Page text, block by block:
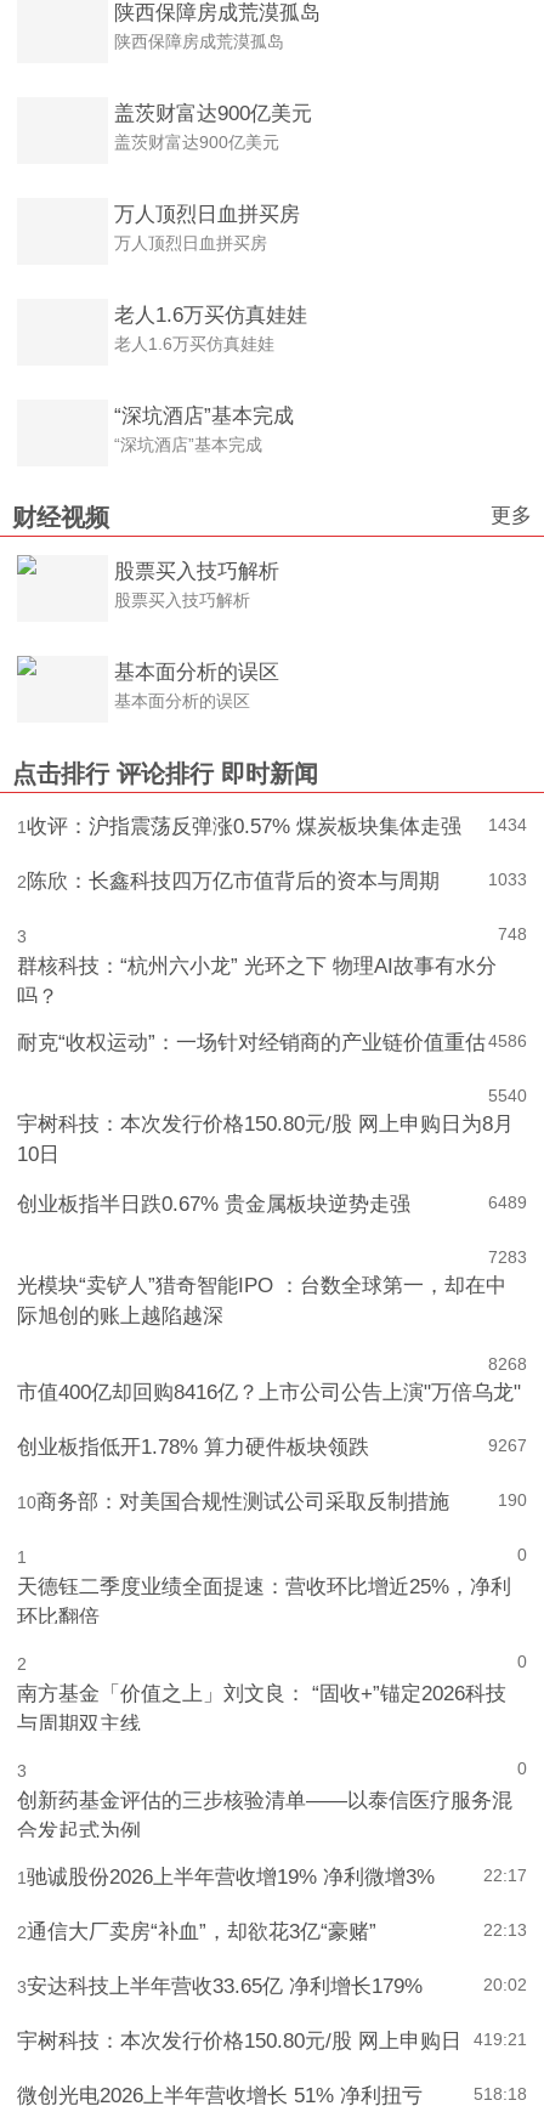
陕西保障房成荒漠孤岛
陕西保障房成荒漠孤岛
盖茨财富达900亿美元
盖茨财富达900亿美元
万人顶烈日血拼买房
万人顶烈日血拼买房
老人1.6万买仿真娃娃
老人1.6万买仿真娃娃
“深坑酒店”基本完成
“深坑酒店”基本完成
财经视频 更多
股票买入技巧解析
股票买入技巧解析
基本面分析的误区
基本面分析的误区
点击排行 评论排行 即时新闻
1434
1收评：沪指震荡反弹涨0.57% 煤炭板块集体走强
1033
2 陈欣：长鑫科技四万亿市值背后的资本与周期
748
3
群核科技：“杭州六小龙” 光环之下 物理AI故事有水分
吗？
586
4
耐克“收权运动”：一场针对经销商的产业链价值重估
540
5
宇树科技：本次发行价格150.80元/股 网上申购日为8月
10日
489
6
创业板指半日跌0.67% 贵金属板块逆势走强
283
7
光模块“卖铲人”猎奇智能IPO ：台数全球第一，却在中
际旭创的账上越陷越深
268
8
市值400亿却回购8416亿？上市公司公告上演"万倍乌龙"
267
9
创业板指低开1.78% 算力硬件板块领跌
190
10商务部：对美国合规性测试公司采取反制措施
0
1
天德钰二季度业绩全面提速：营收环比增近25%，净利
环比翻倍
0
2
南方基金「价值之上」刘文良： “固收+”锚定2026科技
与周期双主线
0
3
创新药基金评估的三步核验清单——以泰信医疗服务混
合发起式为例
22:17
1驰诚股份2026上半年营收增19% 净利微增3%
22:13
2通信大厂卖房“补血”，却欲花3亿“豪赌”
20:02
3安达科技上半年营收33.65亿 净利增长179%
19:21
4
宇树科技：本次发行价格150.80元/股 网上申购日
18:18
5
微创光电2026上半年营收增长 51% 净利扭亏